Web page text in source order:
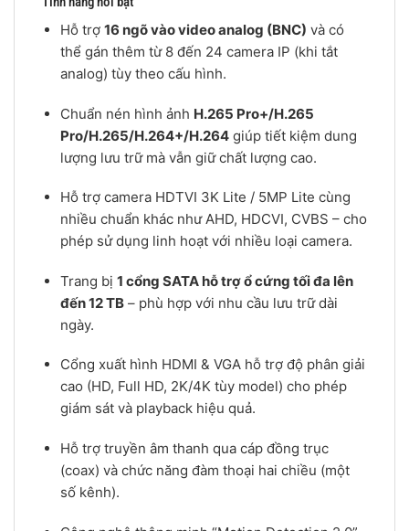
Hỗ trợ 16 ngõ vào video analog (BNC) và có
thể gán thêm từ 8 đến 24 camera IP (khi tắt
analog) tùy theo cấu hình.
Chuẩn nén hình ảnh H.265 Pro+/H.265
Pro/H.265/H.264+/H.264giúp tiết kiệm dung
lượng lưu trữ mà vẫn giữ chất lượng cao.
Hỗ trợ camera HDTVI 3K Lite / 5MP Lite cùng
nhiều chuẩn khác như AHD, HDCVI, CVBS – cho
phép sử dụng linh hoạt với nhiều loại camera.
Trang bị 1 cổng SATA hỗ trợ ổ cứng tối đa lên
đến 12 TB– phù hợp với nhu cầu lưu trữ dài
ngày.
Cổng xuất hình HDMI & VGA hỗ trợ độ phân giải
cao (HD, Full HD, 2K/4K tùy model) cho phép
giám sát và playback hiệu quả.
Hỗ trợ truyền âm thanh qua cáp đồng trục
(coax) và chức năng đàm thoại hai chiều (một
số kênh).